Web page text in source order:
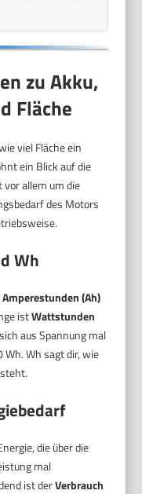
zu Akku,
Fläche
viel Fläche ein
ein Blick auf die
vor allem um die
des Motors
Wh
Amperestunden (Ah)
istWattstunden
aus Spannung mal
Wh. Wh sagt dir, wie
die über die
mal
ist derVerbrauch